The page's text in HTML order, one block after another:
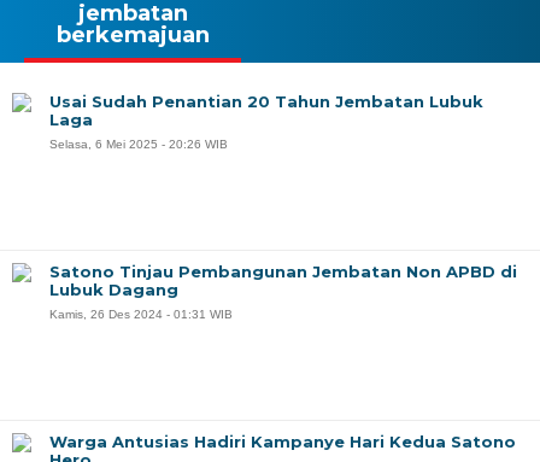
jembatan
berkemajuan
Usai Sudah Penantian 20 Tahun Jembatan Lubuk
Laga
Selasa, 6 Mei 2025 - 20:26 WIB
Satono Tinjau Pembangunan Jembatan Non APBD di
Lubuk Dagang
Kamis, 26 Des 2024 - 01:31 WIB
Warga Antusias Hadiri Kampanye Hari Kedua Satono